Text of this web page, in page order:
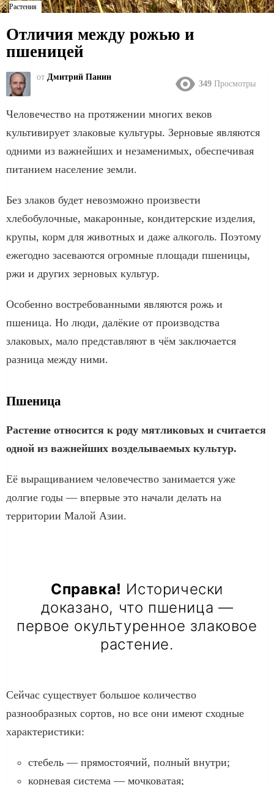
Растения
Отличия между рожью и
пшеницей
от Дмитрий Панин
349 Просмотры
Человечество на протяжении многих веков
культивирует злаковые культуры. Зерновые являются
одними из важнейших и незаменимых, обеспечивая
питанием население земли.
Без злаков будет невозможно произвести
хлебобулочные, макаронные, кондитерские изделия,
крупы, корм для животных и даже алкоголь. Поэтому
ежегодно засеваются огромные площади пшеницы,
ржи и других зерновых культур.
Особенно востребованными являются рожь и
пшеница. Но люди, далёкие от производства
злаковых, мало представляют в чём заключается
разница между ними.
Пшеница
Растение относится к роду мятликовых и считается
одной из важнейших возделываемых культур.
Её выращиванием человечество занимается уже
долгие годы — впервые это начали делать на
территории Малой Азии.
Справка! Исторически
доказано, что пшеница —
первое окультуренное злаковое
растение.
Сейчас существует большое количество
разнообразных сортов, но все они имеют сходные
характеристики:
стебель — прямостоячий, полный внутри;
корневая система — мочковатая;